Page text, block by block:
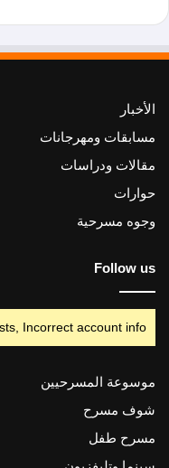
الأخبار
مسابقات ومهرجانات
مقالات ودراسات
حوارات
وجوه مسرحية
Follow us
Incorrect account info.
موسوعة المسرحيين
شوف مسرح
مسرح طفل